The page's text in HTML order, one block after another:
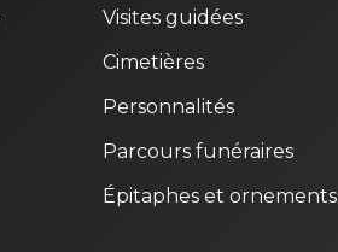
Visites guidées
Cimetières
Personnalités
Parcours funéraires
Épitaphes et ornements